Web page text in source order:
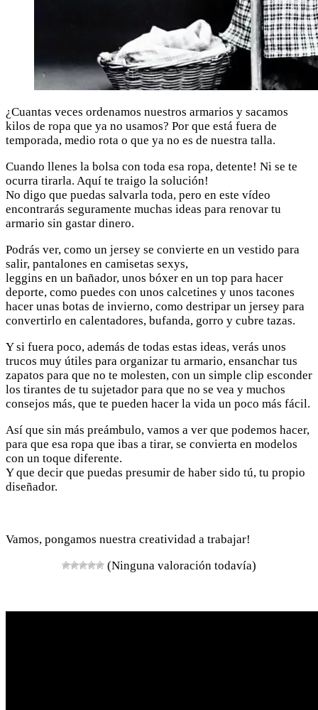
¿Cuantas veces ordenamos nuestros armarios y sacamos
kilos de ropa que ya no usamos? Por que está fuera de
temporada, medio rota o que ya no es de nuestra talla.
Cuando llenes la bolsa con toda esa ropa, detente! Ni se te
ocurra tirarla. Aquí te traigo la solución!
No digo que puedas salvarla toda, pero en este vídeo
encontrarás seguramente muchas ideas para renovar tu
armario sin gastar dinero.
Podrás ver, como un jersey se convierte en un vestido para
salir, pantalones en camisetas sexys,
leggins en un bañador, unos bóxer en un top para hacer
deporte, como puedes con unos calcetines y unos tacones
hacer unas botas de invierno, como destripar un jersey para
convertirlo en calentadores, bufanda, gorro y cubre tazas.
Y si fuera poco, además de todas estas ideas, verás unos
trucos muy útiles para organizar tu armario, ensanchar tus
zapatos para que no te molesten, con un simple clip esconder
los tirantes de tu sujetador para que no se vea y muchos
consejos más, que te pueden hacer la vida un poco más fácil.
Así que sin más preámbulo, vamos a ver que podemos hacer,
para que esa ropa que ibas a tirar, se convierta en modelos
con un toque diferente.
Y que decir que puedas presumir de haber sido tú, tu propio
diseñador.
Vamos, pongamos nuestra creatividad a trabajar!
(Ninguna valoración todavía)